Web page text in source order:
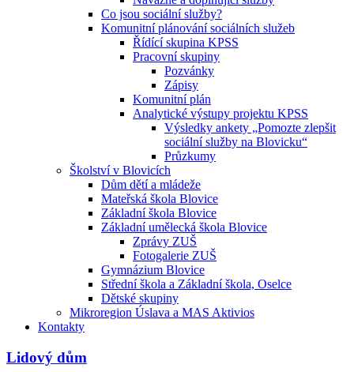
Co jsou sociální služby?
Komunitní plánování sociálních služeb
Řídící skupina KPSS
Pracovní skupiny
Pozvánky
Zápisy
Komunitní plán
Analytické výstupy projektu KPSS
Výsledky ankety „Pomozte zlepšit
sociální služby na Blovicku“
Průzkumy
Školství v Blovicích
Dům dětí a mládeže
Mateřská škola Blovice
Základní škola Blovice
Základní umělecká škola Blovice
Zprávy ZUŠ
Fotogalerie ZUŠ
Gymnázium Blovice
Střední škola a Základní škola, Oselce
Dětské skupiny
Mikroregion Úslava a MAS Aktivios
Kontakty
Lidový dům